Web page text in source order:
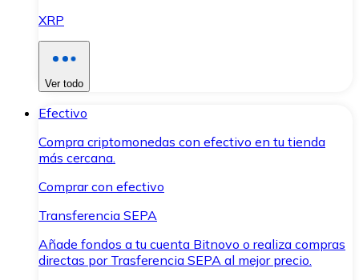
XRP
Ver todo
Efectivo
Compra criptomonedas con efectivo en tu tienda
más cercana.
Comprar con efectivo
Transferencia SEPA
Añade fondos a tu cuenta Bitnovo o realiza compras
directas por Trasferencia SEPA al mejor precio.